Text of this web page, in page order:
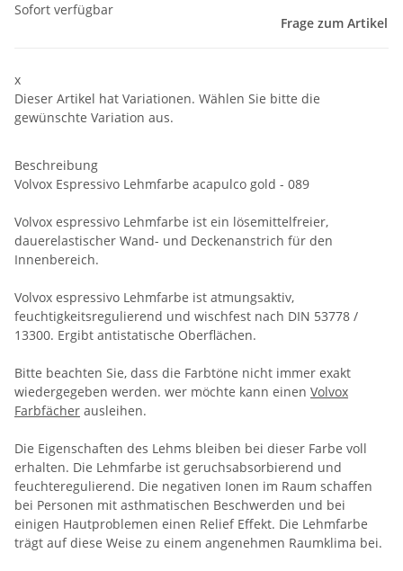
Sofort verfügbar
Frage zum Artikel
x
Dieser Artikel hat Variationen. Wählen Sie bitte die
gewünschte Variation aus.
Beschreibung
Volvox Espressivo Lehmfarbe acapulco gold - 089
Volvox espressivo Lehmfarbe ist ein lösemittelfreier,
dauerelastischer Wand- und Deckenanstrich für den
Innenbereich.
Volvox espressivo Lehmfarbe ist atmungsaktiv,
feuchtigkeitsregulierend und wischfest nach DIN 53778 /
13300. Ergibt antistatische Oberflächen.
Bitte beachten Sie, dass die Farbtöne nicht immer exakt
wiedergegeben werden. wer möchte kann einen Volvox
Farbfächer ausleihen.
Die Eigenschaften des Lehms bleiben bei dieser Farbe voll
erhalten. Die Lehmfarbe ist geruchsabsorbierend und
feuchteregulierend. Die negativen Ionen im Raum schaffen
bei Personen mit asthmatischen Beschwerden und bei
einigen Hautproblemen einen Relief Effekt. Die Lehmfarbe
trägt auf diese Weise zu einem angenehmen Raumklima bei.